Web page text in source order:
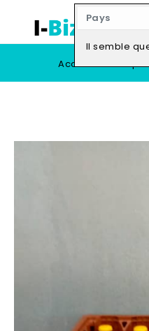
Pays
Il semble
Accueil Boutique